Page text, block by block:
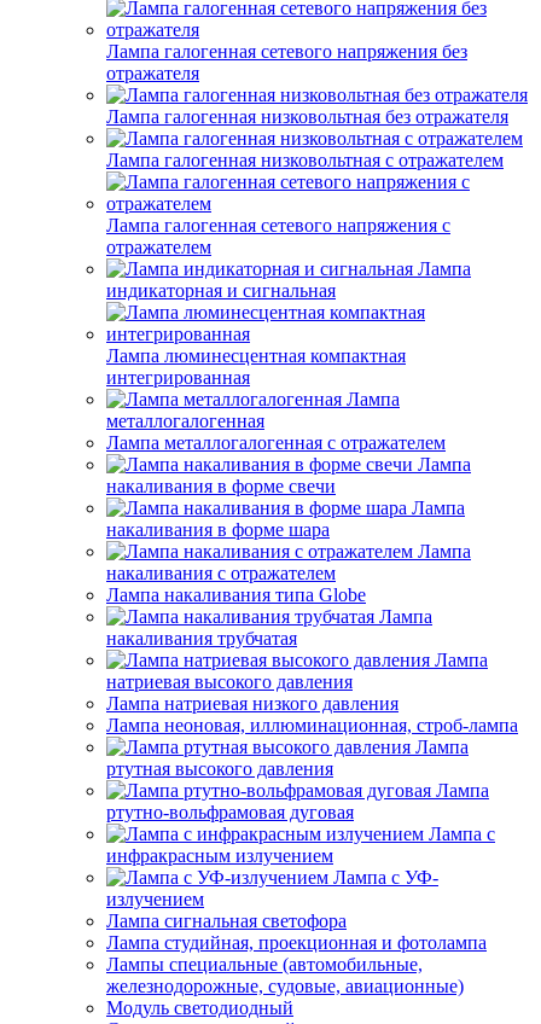
Лампа галогенная сетевого напряжения без
отражателя
Лампа галогенная низковольтная без отражателя
Лампа галогенная низковольтная с отражателем
Лампа галогенная сетевого напряжения с
отражателем
Лампа
индикаторная и сигнальная
Лампа люминесцентная компактная
интегрированная
Лампа
металлогалогенная
Лампа металлогалогенная с отражателем
Лампа
накаливания в форме свечи
Лампа
накаливания в форме шара
Лампа
накаливания с отражателем
Лампа накаливания типа Globe
Лампа
накаливания трубчатая
Лампа
натриевая высокого давления
Лампа натриевая низкого давления
Лампа неоновая, иллюминационная, строб-лампа
Лампа
ртутная высокого давления
Лампа
ртутно-вольфрамовая дуговая
Лампа с
инфракрасным излучением
Лампа с УФ-
излучением
Лампа сигнальная светофора
Лампа студийная, проекционная и фотолампа
Лампы специальные (автомобильные,
железнодорожные, судовые, авиационные)
Модуль светодиодный